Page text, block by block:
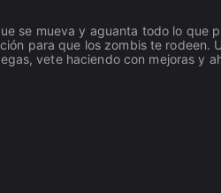
se mueva y aguanta todo lo que
para que los zombis te rodeen.
vete haciendo con mejoras y